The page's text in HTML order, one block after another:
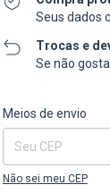
Seus dados
Trocas e
Se não
Entregas para o CEP:
Meios de envio
Não sei meu CEP